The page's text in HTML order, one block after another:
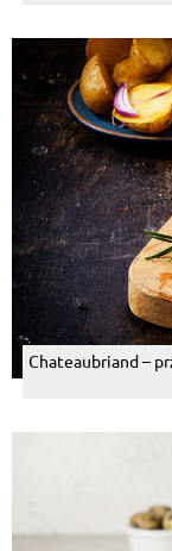
Chateaubriand –